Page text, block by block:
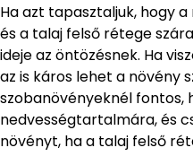
Ha azt tapasztaljuk, hogy
és a talaj felső rétege
ideje az öntözésnek. Ha
az is káros lehet a növény
szobanövényeknél fontos,
nedvességtartalmára, és
növényt, ha a talaj felső